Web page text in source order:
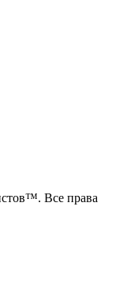
Все права